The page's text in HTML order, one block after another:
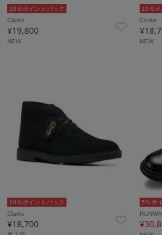
10％ポイントバック
Clarks
¥19,800
NEW
10％ポ
Clarks
NEW
10％ポイントバック
Clarks
¥18,700
5％ポ